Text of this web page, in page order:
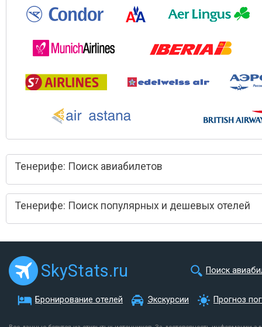
Тенерифе: Поиск авиабилетов
Тенерифе: Поиск популярных и дешевых отелей
SkyStats.ru Поиск
Бронирование отелей Экскурсии Прогноз